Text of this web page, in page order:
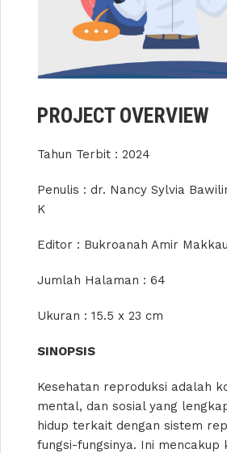
PROJECT OVERVIEW
Tahun Terbit : 2024
Penulis : dr. Nancy Sylvia
K
Editor : Bukroanah Amir Makkau
Jumlah Halaman : 64
Ukuran : 15.5 x 23 cm
SINOPSIS
Kesehatan reproduksi adalah
mental, dan sosial yang
hidup terkait dengan sistem
fungsi-fungsinya. Ini mencakup